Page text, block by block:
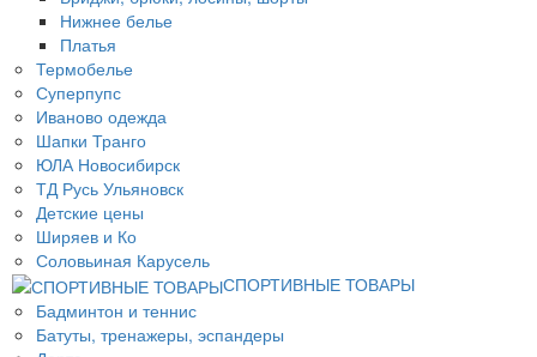
Нижнее белье
Платья
Термобелье
Суперпупс
Иваново одежда
Шапки Транго
ЮЛА Новосибирск
ТД Русь Ульяновск
Детские цены
Ширяев и Ко
Соловьиная Карусель
СПОРТИВНЫЕ ТОВАРЫ
Бадминтон и теннис
Батуты, тренажеры, эспандеры